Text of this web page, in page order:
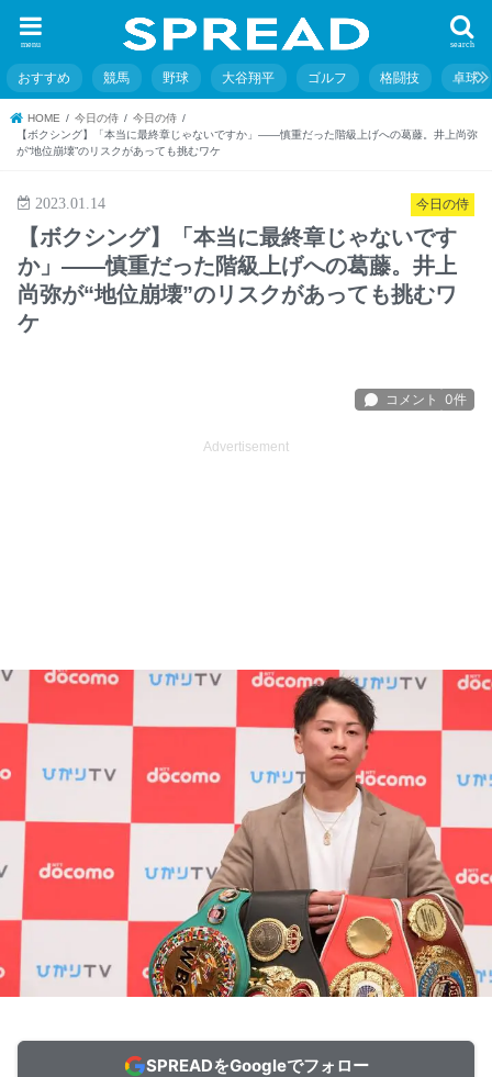
search
menu
おすすめ 競馬 野球 大谷翔平 ゴルフ 格闘技 卓球
HOME 今日の侍
今日の侍
【ボクシング】「本当に最終章じゃないですか」――慎重だった階級上げへの葛藤。井上尚弥
が“地位崩壊”のリスクがあっても挑むワケ
今日の侍
2023.01.14
【ボクシング】「本当に最終章じゃないです
か」――慎重だった階級上げへの葛藤。井上
尚弥が“地位崩壊”のリスクがあっても挑むワ
ケ
Advertisement
SPREADをGoogleでフォロー